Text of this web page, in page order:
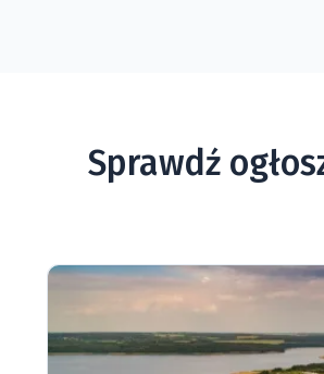
Sprawdź